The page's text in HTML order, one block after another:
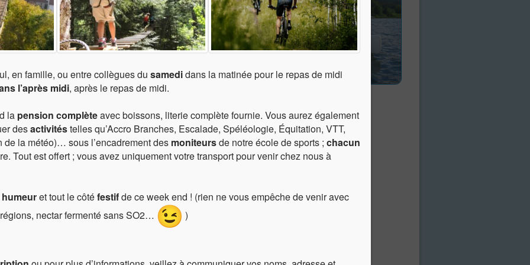
des différents aléas indépendants de notre
titre que ce soit n’est consentie.
financière consentie pour cause de mauvaises conditions
sont donnés à titre indicatifsous réserve des éventuelles
que nous pouvons subir (poids de la fiscalité, des
circonstances l’exigentet dans l’intérêt des
animaux.
? Cliquez ici !
en famille, ou entre collègues du samedidans la matinée pour le repas de midi
l’après midi, après le repas de midi.
la pension complèteavec boissons, literie complète fournie. Vous aurez également
desactivitéstelles qu’Accro Branches, Escalade, Spéléologie, Équitation, VTT,
de la météo)… sous l’encadrement des moniteursde notre école de sports ; chacun
Tout est offert ; vous avez uniquement votre transport pour venir chez nous à
et tout le côtéfestifde ce week end ! (rien ne vous empêche de venir avec
nectar fermenté sans SO2…
)